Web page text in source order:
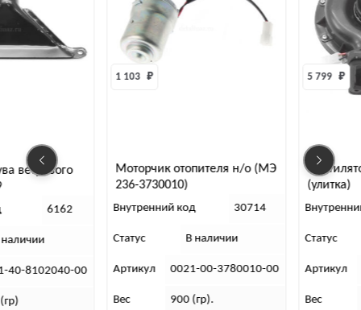
ветрового
6162
40-8102040-00
Моторчик отопителя н/о (МЭ
236-3730010)
1 103 ₽
Внутренний код 30714
Статус В наличии
Артикул 0021-00-3780010-00
Вес 900 (гр).
(улитка)
5 799 ₽
Статус
Артикул
Вес